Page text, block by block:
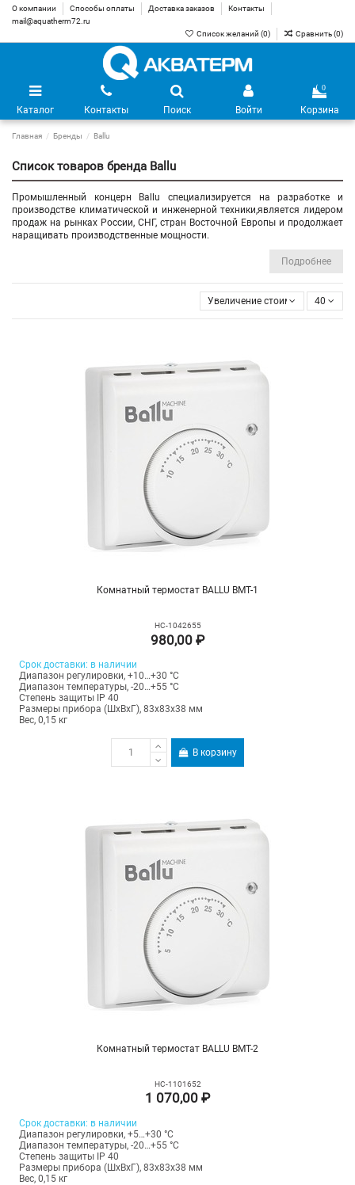
О компании Способы оплаты Доставка заказов
Контакты
mail@aquatherm72.ru
Список желаний (0) Сравнить (0)
Каталог Контакты Поиск Войти
0
Корзина
Главная Бренды Ballu
Список товаров бренда Ballu
Промышленный концерн Ballu специализируется на разработке и
производстве климатической и инженерной техники,является лидером
продаж на рынках России, СНГ, стран Восточной Европы и продолжает
наращивать производственные мощности.
Подробнее
Увеличение стоимости 40
Комнатный термостат BALLU BMT-1
НС-1042655
980,00 ₽
Срок доставки: в наличии
Диапазон регулировки, +10…+30 °С
Диапазон температуры, -20…+55 °С
Степень защиты IP 40
Размеры прибора (ШхВхГ), 83x83x38 мм
Вес, 0,15 кг
В корзину
Комнатный термостат BALLU BMT-2
НС-1101652
1 070,00 ₽
Срок доставки: в наличии
Диапазон регулировки, +5…+30 °С
Диапазон температуры, -20…+55 °С
Степень защиты IP 40
Размеры прибора (ШхВхГ), 83x83x38 мм
Вес, 0,15 кг